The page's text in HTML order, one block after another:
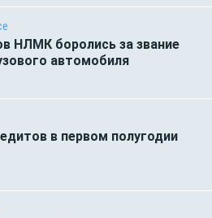
НЛМК боролись за звание
автомобиля
в первом полугодии